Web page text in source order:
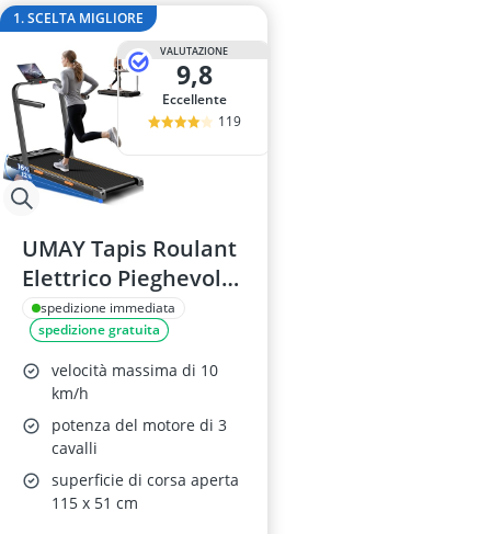
1. SCELTA MIGLIORE
VALUTAZIONE
9,8
Eccellente
119
UMAY Tapis Roulant
Elettrico Pieghevole
3.0 CV, Velocità 10
km/h, Inclinazione
16%, Schermo LED,
Telecomando, Carico
max 136 kg
spedizione immediata
spedizione gratuita
velocità massima di 10
km/h
potenza del motore di 3
cavalli
superficie di corsa aperta
115 x 51 cm